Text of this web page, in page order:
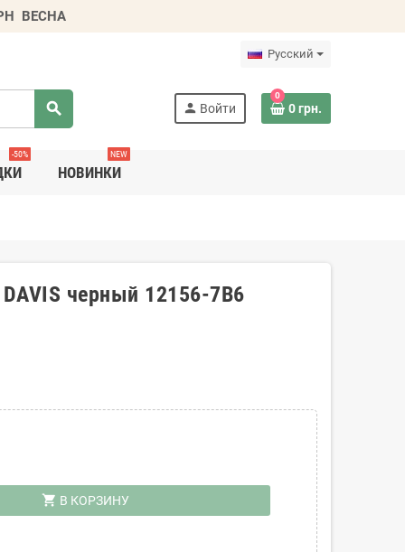
ВЕСНА
Русский
search person Войти
0
0 грн.
-50%
НОВИНКИ
NEW
черный 12156-7B6
shopping_cart В КОРЗИНУ